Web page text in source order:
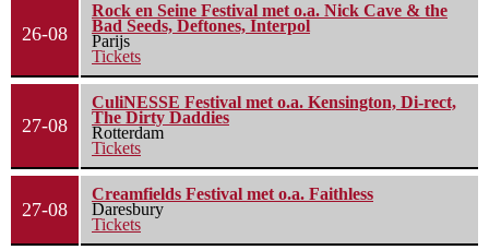
26-08
Rock en Seine Festival met o.a. Nick Cave & the
Bad Seeds, Deftones, Interpol
Parijs
Tickets
27-08
CuliNESSE Festival met o.a. Kensington, Di-rect,
The Dirty Daddies
Rotterdam
Tickets
27-08
Creamfields Festival met o.a. Faithless
Daresbury
Tickets